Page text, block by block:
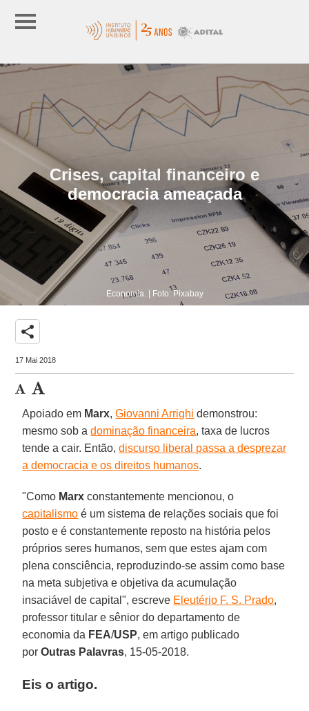
Crises, capital financeiro e
democracia ameaçada
Economia. | Foto: Pixabay
share
17 Mai 2018
Apoiado em Marx,Giovanni Arrighi demonstrou:
mesmo sob adominação financeira, taxa de lucros
tende a cair. Então,discurso liberal passa a desprezar
a democracia e os direitos humanos.
"Como Marx constantemente mencionou, o
capitalismo é um sistema de relações sociais que foi
posto e é constantemente reposto na história pelos
próprios seres humanos, sem que estes ajam com
plena consciência, reproduzindo-se assim como base
na meta subjetiva e objetiva da acumulação
insaciável de capital", escreve Eleutério F. S. Prado,
professor titular e sênior do departamento de
economia da FEA/USP, em artigo publicado
porOutras Palavras, 15-05-2018.
Eis o artigo.